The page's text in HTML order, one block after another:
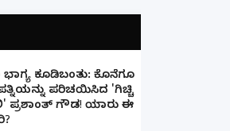
ಕೂಡಿಬಂತು: ಕೊನೆಗೂ
ಪರಿಚಯಿಸಿದ 'ಗಿಚ್ಚಿ
ಪ್ರಶಾಂತ್ ಗೌಡ! ಯಾರು ಈ